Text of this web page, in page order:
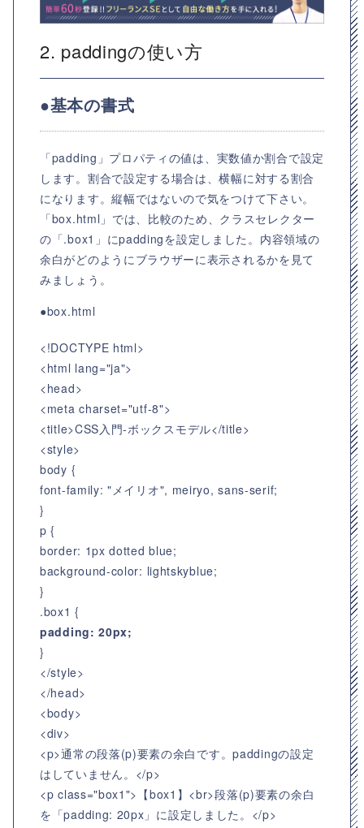
2. paddingの使い方
●基本の書式
「padding」プロパティの値は、実数値か割合で設定
します。割合で設定する場合は、横幅に対する割合
になります。縦幅ではないので気をつけて下さい。
「box.html」では、比較のため、クラスセレクター
の「.box1」にpaddingを設定しました。内容領域の
余白がどのようにブラウザーに表示されるかを見て
みましょう。
●box.html
<!DOCTYPE html>
<html lang="ja">
<head>
<meta charset="utf-8">
<title>CSS入門-ボックスモデル</title>
<style>
body {
font-family: "メイリオ", meiryo, sans-serif;
}
p {
border: 1px dotted blue;
background-color: lightskyblue;
}
.box1 {
padding: 20px;
}
</style>
</head>
<body>
<div>
<p>通常の段落(p)要素の余白です。paddingの設定
はしていません。</p>
<p class="box1">【box1】<br>段落(p)要素の余白
を「padding: 20px」に設定しました。</p>